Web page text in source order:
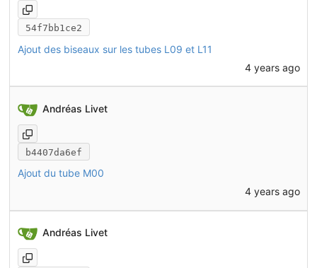
54f7bb1ce2
Ajout des biseaux sur les tubes L09 et L11
4 years ago
Andréas Livet
b4407da6ef
Ajout du tube M00
4 years ago
Andréas Livet